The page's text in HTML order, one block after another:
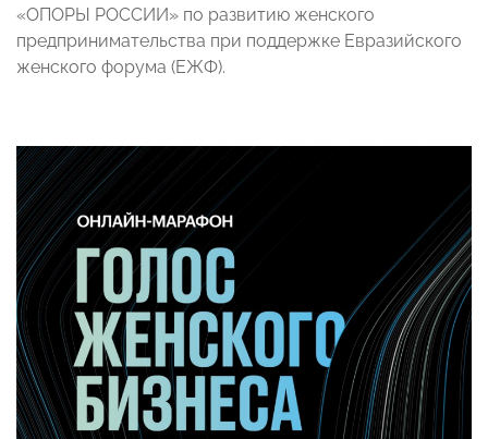
«ОПОРЫ РОССИИ» по развитию женского
предпринимательства при поддержке Евразийского
женского форума (ЕЖФ).